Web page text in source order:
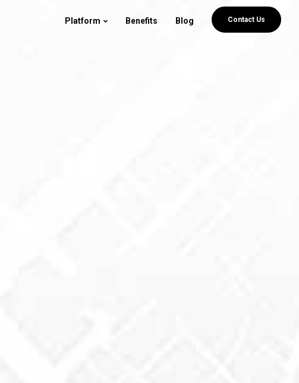
Platform Benefits Blog Contact Us